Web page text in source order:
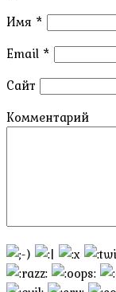
Имя *
Email *
Сайт
Комментарий